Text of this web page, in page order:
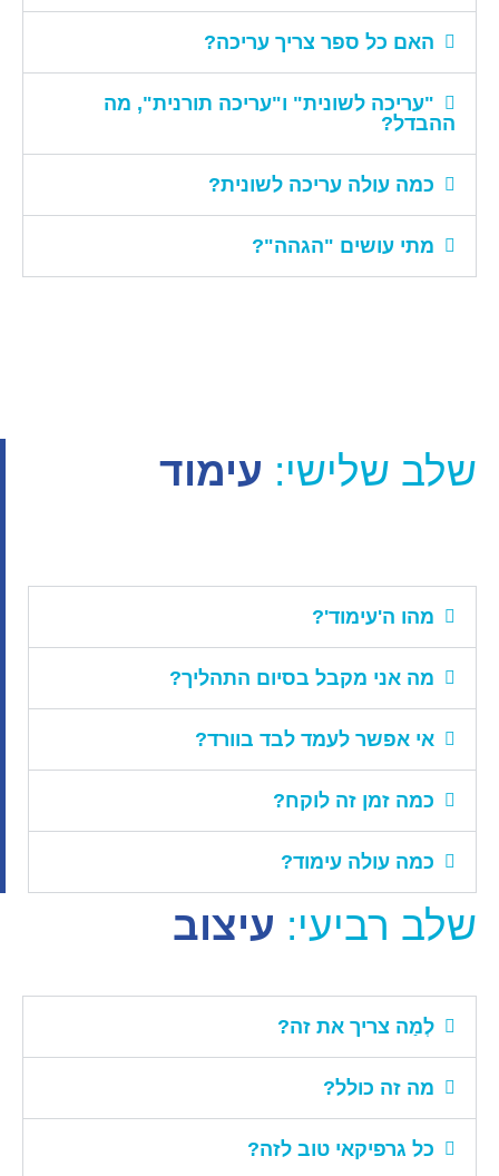
האם כל ספר צריך עריכה?
"עריכה לשונית" ו"עריכה תורנית", מה
ההבדל?
כמה עולה עריכה לשונית?
מתי עושים "הגהה"?
שלב שלישי: עימוד
מהו ה'עימוד'?
מה אני מקבל בסיום התהליך?
אי אפשר לעמד לבד בוורד?
כמה זמן זה לוקח?
כמה עולה עימוד?
שלב רביעי: עיצוב
לְמַה צריך את זה?
מה זה כולל?
כל גרפיקאי טוב לזה?